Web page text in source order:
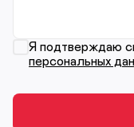
Я подтверждаю
персональных